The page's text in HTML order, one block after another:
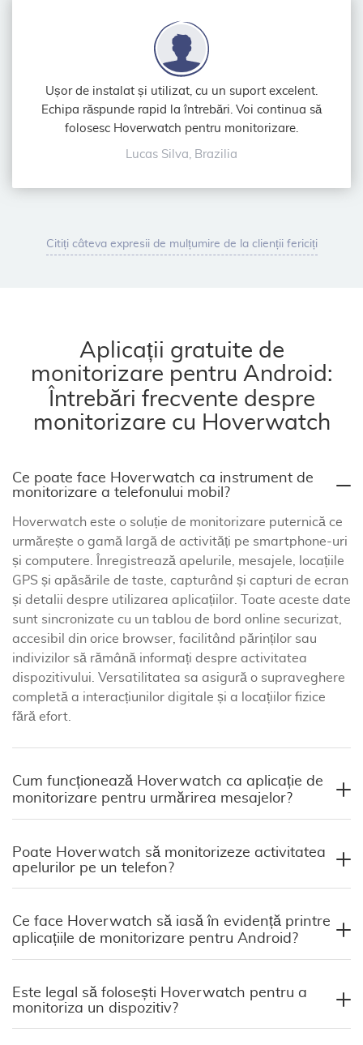
Ușor de instalat și utilizat, cu un suport excelent.
Echipa răspunde rapid la întrebări. Voi continua să
folosesc Hoverwatch pentru monitorizare.
Lucas Silva, Brazilia
Citiți câteva expresii de mulțumire de la clienții fericiți
Aplicații gratuite de
monitorizare pentru Android:
Întrebări frecvente despre
monitorizare cu Hoverwatch
Ce poate face Hoverwatch ca instrument de
monitorizare a telefonului mobil?
Hoverwatch este o soluție de monitorizare puternică ce
urmărește o gamă largă de activități pe smartphone-uri
și computere. Înregistrează apelurile, mesajele, locațiile
GPS și apăsările de taste, capturând și capturi de ecran
și detalii despre utilizarea aplicațiilor. Toate aceste date
sunt sincronizate cu un tablou de bord online securizat,
accesibil din orice browser, facilitând părinților sau
indivizilor să rămână informați despre activitatea
dispozitivului. Versatilitatea sa asigură o supraveghere
completă a interacțiunilor digitale și a locațiilor fizice
fără efort.
Cum funcționează Hoverwatch ca aplicație de
monitorizare pentru urmărirea mesajelor?
Poate Hoverwatch să monitorizeze activitatea
apelurilor pe un telefon?
Ce face Hoverwatch să iasă în evidență printre
aplicațiile de monitorizare pentru Android?
Este legal să folosești Hoverwatch pentru a
monitoriza un dispozitiv?